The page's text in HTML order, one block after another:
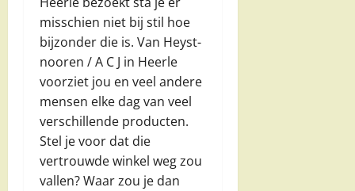
misschien niet bij stil hoe
bijzonder die is. Van Heyst-
nooren / A C J in Heerle
voorziet jou en veel andere
mensen elke dag van veel
verschillende producten.
Stel je voor dat die
vertrouwde winkel weg zou
vallen? Waar zou je dan